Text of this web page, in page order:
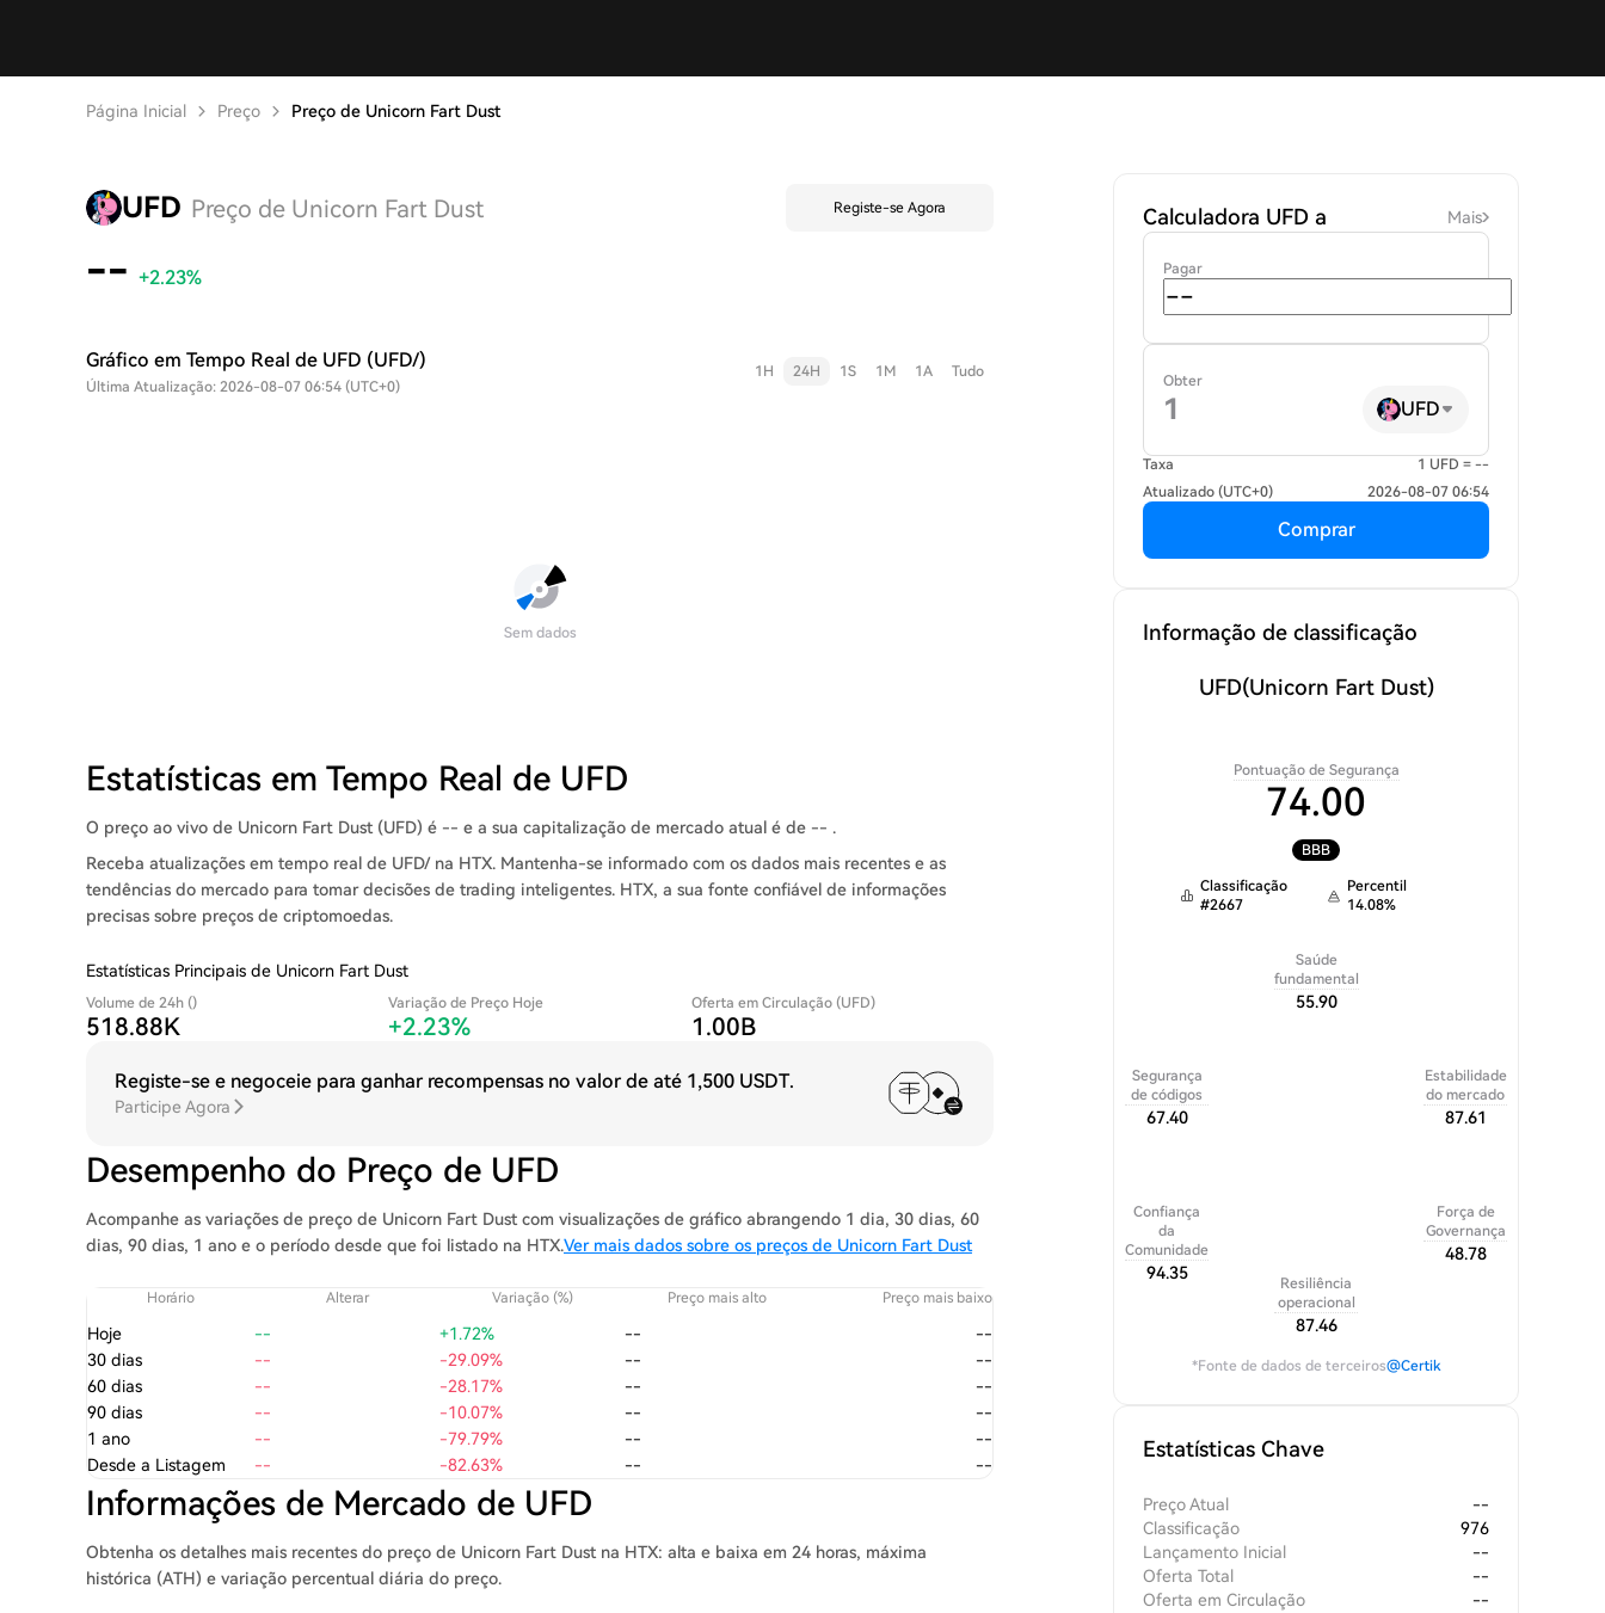
Página Inicial Preço Preço de Unicorn Fart Dust
UFD Preço de Unicorn Fart Dust Registe-se Agora
-- +2.23%
Gráfico em Tempo Real de UFD (UFD/)
Última Atualização: 2026-08-07 06:54 (UTC+0)
1H 24H 1S 1M 1A Tudo
Sem dados
Estatísticas em Tempo Real de UFD
O preço ao vivo de Unicorn Fart Dust (UFD) é -- e a sua capitalização de mercado atual é de -- .
Receba atualizações em tempo real de UFD/ na HTX. Mantenha-se informado com os dados mais recentes e as
tendências do mercado para tomar decisões de trading inteligentes. HTX, a sua fonte confiável de informações
precisas sobre preços de criptomoedas.
Estatísticas Principais de Unicorn Fart Dust
Volume de 24h ()
518.88K
Variação de Preço Hoje
+2.23%
Oferta em Circulação (UFD)
1.00B
Registe-se e negoceie para ganhar recompensas no valor de até 1,500 USDT.
Participe Agora
Desempenho do Preço de UFD
Acompanhe as variações de preço de Unicorn Fart Dust com visualizações de gráfico abrangendo 1 dia, 30 dias, 60
dias, 90 dias, 1 ano e o período desde que foi listado na HTX.Ver mais dados sobre os preços de Unicorn Fart Dust
Horário Alterar Variação (%) Preço mais alto Preço mais baixo
Hoje -- +1.72% --
--
30 dias
-- -29.09% --
--
60 dias
-- -28.17% --
--
90 dias
-- -10.07% --
--
1 ano
-- -79.79% --
--
Desde a Listagem
-- -82.63% -- --
Informações de Mercado de UFD
Obtenha os detalhes mais recentes do preço de Unicorn Fart Dust na HTX: alta e baixa em 24 horas, máxima
histórica (ATH) e variação percentual diária do preço.
Calculadora UFD a Mais
Pagar
Obter
UFD
Taxa
1 UFD = --
Atualizado (UTC+0)
2026-08-07 06:54
Comprar
Informação de classificação
UFD(Unicorn Fart Dust)
Pontuação de Segurança
74.00
BBB
Classificação
#2667
Percentil
14.08%
Saúde
fundamental
55.90
Segurança
de códigos
67.40
Confiança
da
Comunidade
94.35
Resiliência
operacional
87.46
Força de
Governança
48.78
Estabilidade
do mercado
87.61
*Fonte de dados de terceiros@Certik
Estatísticas Chave
Preço Atual
--
Classificação
976
Lançamento Inicial
--
Oferta Total
--
Oferta em Circulação
--